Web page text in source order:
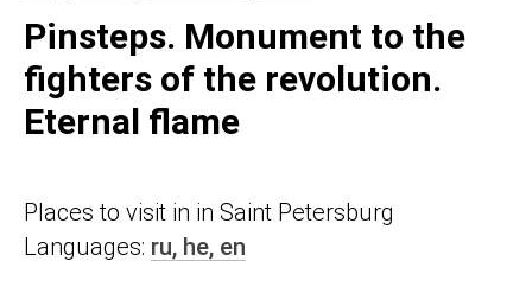
Pinsteps. Monument to the
fighters of the revolution.
Eternal flame
Places to visit in in Saint Petersburg
Languages: ru, he, en